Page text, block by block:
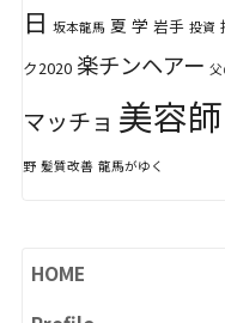
日 坂本龍馬 夏 学 岩手 投資
ク2020 楽チンヘアー 父
マッチョ 美容師
野 髪質改善 龍馬がゆく
HOME